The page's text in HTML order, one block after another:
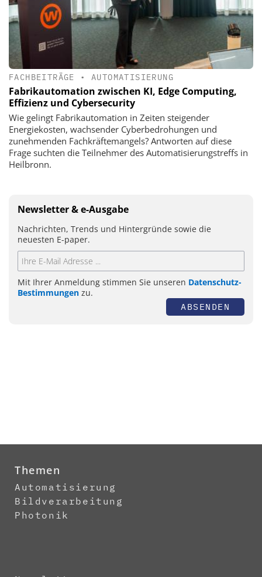
FACHBEITRÄGE •AUTOMATISIERUNG
Fabrikautomation zwischen KI, Edge Computing,
Effizienz und Cybersecurity
Wie gelingt Fabrikautomation in Zeiten steigender
Energiekosten, wachsender Cyberbedrohungen und
zunehmenden Fachkräftemangels? Antworten auf diese
Frage suchten die Teilnehmer des Automatisierungstreffs in
Heilbronn.
Newsletter & e-Ausgabe
Nachrichten, Trends und Hintergründe sowie die
neuesten E-paper.
Mit Ihrer Anmeldung stimmen Sie unseren Datenschutz-
Bestimmungen zu.
ABSENDEN
Themen
Automatisierung
Bildverarbeitung
Photonik